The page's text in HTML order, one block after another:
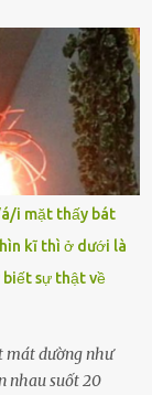
Ngay sau đó,
xác nhận tài
Vinh, lớp 12 Anh
địch, mang về
đỉnh Olympia
Quang Vinh đã
mạng xã hội
viết và đăng bài
Vinh làm việc
i mặt thấy bát
kĩ thì ở dưới là
sự thật về
mát dường như
nhau suốt 20